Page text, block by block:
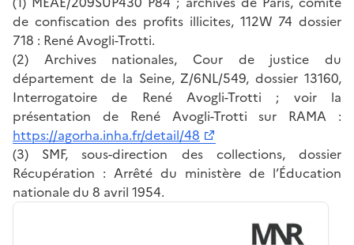
de confiscation des profits illicites, 112W 74 dossier
718 : René Avogli-Trotti.
(2) Archives nationales, Cour de justice du
département de la Seine, Z/6NL/549, dossier 13160,
Interrogatoire de René Avogli-Trotti ; voir la
présentation de René Avogli-Trotti sur RAMA :
https://agorha.inha.fr/detail/48
(3) SMF, sous-direction des collections, dossier
Récupération : Arrêté du ministère de l’Éducation
nationale du 8 avril 1954.